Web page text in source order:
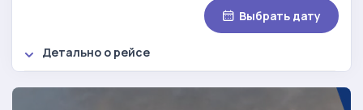
Выбрать дату
Детально о рейсе